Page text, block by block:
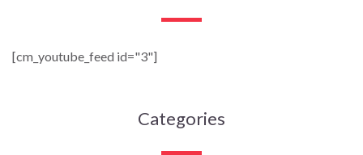
[cm_youtube_feed id="3"]
Categories